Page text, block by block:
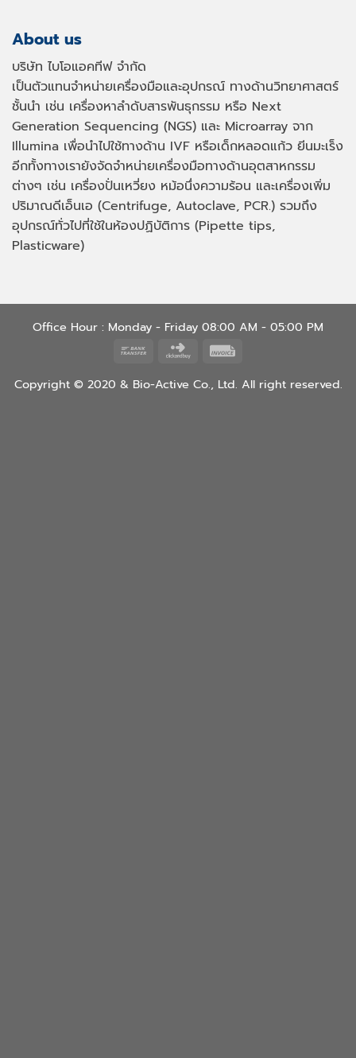
About us
บริษัท ไบโอแอคทีฟ จำกัด
เป็นตัวแทนจำหน่ายเครื่องมือและอุปกรณ์ ทางด้านวิทยาศาสตร์
ชั้นนำ เช่น เครื่องหาลำดับสารพันธุกรรม หรือ Next
Generation Sequencing (NGS) และ Microarray จาก
Illumina เพื่อนำไปใช้ทางด้าน IVF หรือเด็กหลอดแก้ว ยีนมะเร็ง
อีกทั้งทางเรายังจัดจำหน่ายเครื่องมือทางด้านอุตสาหกรรม
ต่างๆ เช่น เครื่องปั่นเหวี่ยง หม้อนึ่งความร้อน และเครื่องเพิ่ม
ปริมาณดีเอ็นเอ (Centrifuge, Autoclave, PCR.) รวมถึง
อุปกรณ์ทั่วไปที่ใช้ในห้องปฏิบัติการ (Pipette tips,
Plasticware)
Office Hour : Monday - Friday 08:00 AM - 05:00 PM
Bank
Click
Buy
Copyright © 2020 & Bio-Active Co., Ltd. All right reserved.